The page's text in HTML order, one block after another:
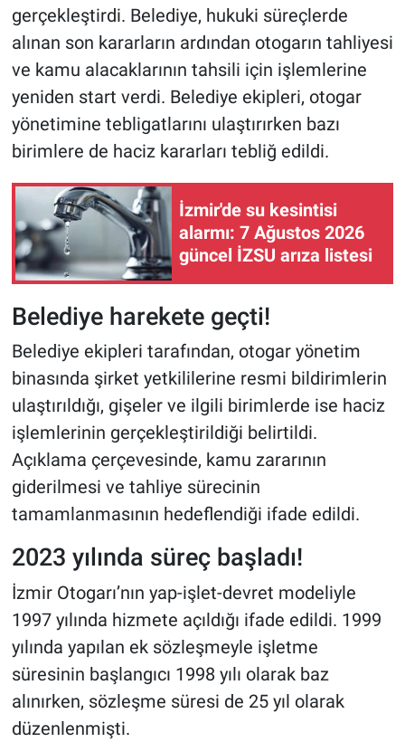
gerçekleştirdi. Belediye, hukuki süreçlerde
alınan son kararların ardından otogarın tahliyesi
ve kamu alacaklarının tahsili için işlemlerine
yeniden start verdi. Belediye ekipleri, otogar
yönetimine tebligatlarını ulaştırırken bazı
birimlere de haciz kararları tebliğ edildi.
İzmir'de su kesintisi
alarmı: 7 Ağustos 2026
güncel İZSU arıza listesi
Belediye harekete geçti!
Belediye ekipleri tarafından, otogar yönetim
binasında şirket yetkililerine resmi bildirimlerin
ulaştırıldığı, gişeler ve ilgili birimlerde ise haciz
işlemlerinin gerçekleştirildiği belirtildi.
Açıklama çerçevesinde, kamu zararının
giderilmesi ve tahliye sürecinin
tamamlanmasının hedeflendiği ifade edildi.
2023 yılında süreç başladı!
İzmir Otogarı’nın yap-işlet-devret modeliyle
1997 yılında hizmete açıldığı ifade edildi. 1999
yılında yapılan ek sözleşmeyle işletme
süresinin başlangıcı 1998 yılı olarak baz
alınırken, sözleşme süresi de 25 yıl olarak
düzenlenmişti.